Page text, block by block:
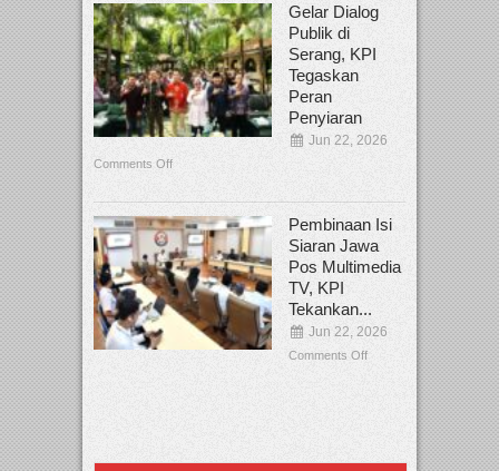
Gelar Dialog
Publik di
Serang, KPI
Tegaskan
Peran
Penyiaran
Jun 22, 2026
Comments Off
Pembinaan Isi
Siaran Jawa
Pos Multimedia
TV, KPI
Tekankan...
Jun 22, 2026
Comments Off